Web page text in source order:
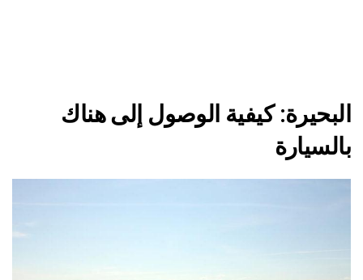
البحيرة: كيفية الوصول إلى هناك
بالسيارة